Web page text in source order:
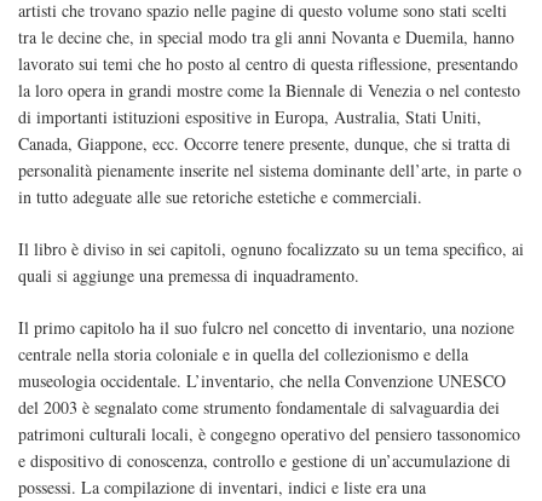
artisti che trovano spazio nelle pagine di questo volume sono stati scelti
tra le decine che, in special modo tra gli anni Novanta e Duemila, hanno
lavorato sui temi che ho posto al centro di questa riflessione, presentando
la loro opera in grandi mostre come la Biennale di Venezia o nel contesto
di importanti istituzioni espositive in Europa, Australia, Stati Uniti,
Canada, Giappone, ecc. Occorre tenere presente, dunque, che si tratta di
personalità pienamente inserite nel sistema dominante dell’arte, in parte o
in tutto adeguate alle sue retoriche estetiche e commerciali.
Il libro è diviso in sei capitoli, ognuno focalizzato su un tema specifico, ai
quali si aggiunge una premessa di inquadramento.
Il primo capitolo ha il suo fulcro nel concetto di inventario, una nozione
centrale nella storia coloniale e in quella del collezionismo e della
museologia occidentale. L’inventario, che nella Convenzione UNESCO
del 2003 è segnalato come strumento fondamentale di salvaguardia dei
patrimoni culturali locali, è congegno operativo del pensiero tassonomico
e dispositivo di conoscenza, controllo e gestione di un’accumulazione di
possessi. La compilazione di inventari, indici e liste era una